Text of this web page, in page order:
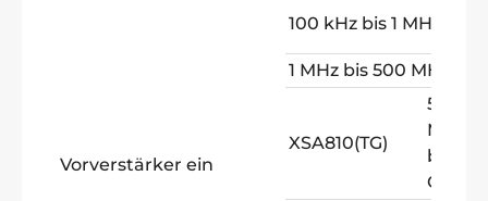
Vorverstärker ein
100 kHz bis 1 MHz
1 MHz bis 500 MHz
XSA810(TG)
500
MHz
bis 1
GHz